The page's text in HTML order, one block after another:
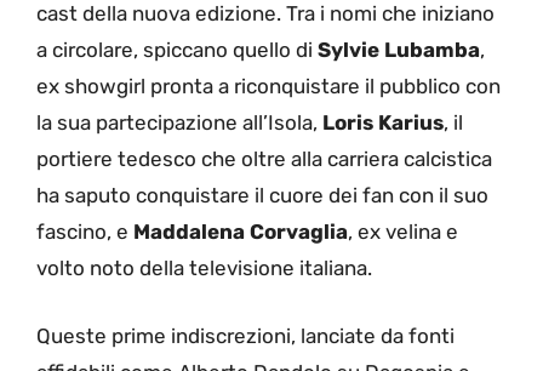
cast della nuova edizione. Tra i nomi che iniziano
a circolare, spiccano quello di Sylvie Lubamba,
ex showgirl pronta a riconquistare il pubblico con
la sua partecipazione all’Isola, Loris Karius, il
portiere tedesco che oltre alla carriera calcistica
ha saputo conquistare il cuore dei fan con il suo
fascino, e Maddalena Corvaglia, ex velina e
volto noto della televisione italiana.
Queste prime indiscrezioni, lanciate da fonti